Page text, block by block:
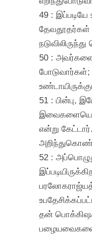
49 : இப்படியே
தேவதூதர்கள்
50 :
போடுவார்கள்;
51 : பின்பு,
என்று
52 :
தன்